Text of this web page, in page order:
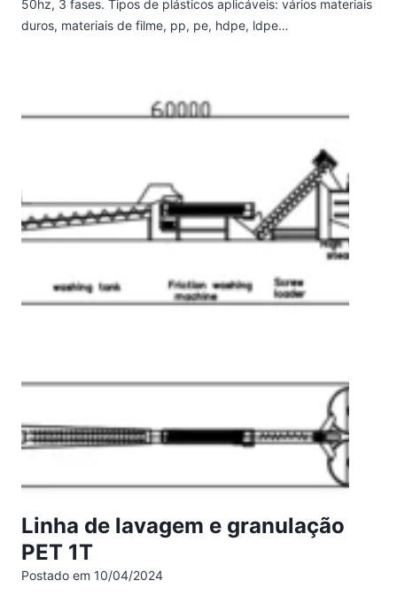
50hz, 3 fases. Tipos de plásticos aplicáveis: vários materiais
duros, materiais de filme, pp, pe, hdpe, ldpe…
Linha de lavagem e granulação
PET 1T
Postado em 10/04/2024